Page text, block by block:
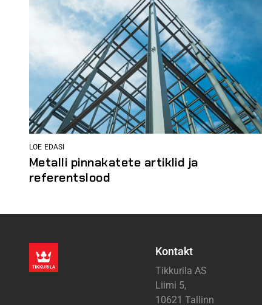
LOE EDASI
Metalli pinnakatete artiklid ja
referentslood
Kontakt
Tikkurila AS
Liimi 5,
10621 Tallinn